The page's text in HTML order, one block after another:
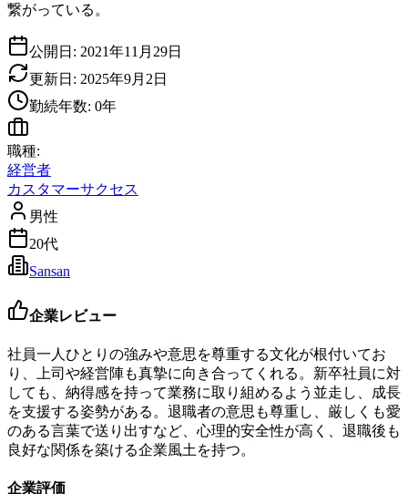
繋がっている。
公開日: 2021年11月29日
更新日: 2025年9月2日
勤続年数: 0年
職種:
経営者
カスタマーサクセス
男性
20代
Sansan
企業レビュー
社員一人ひとりの強みや意思を尊重する文化が根付いてお
り、上司や経営陣も真摯に向き合ってくれる。新卒社員に対
しても、納得感を持って業務に取り組めるよう並走し、成長
を支援する姿勢がある。退職者の意思も尊重し、厳しくも愛
のある言葉で送り出すなど、心理的安全性が高く、退職後も
良好な関係を築ける企業風土を持つ。
企業評価